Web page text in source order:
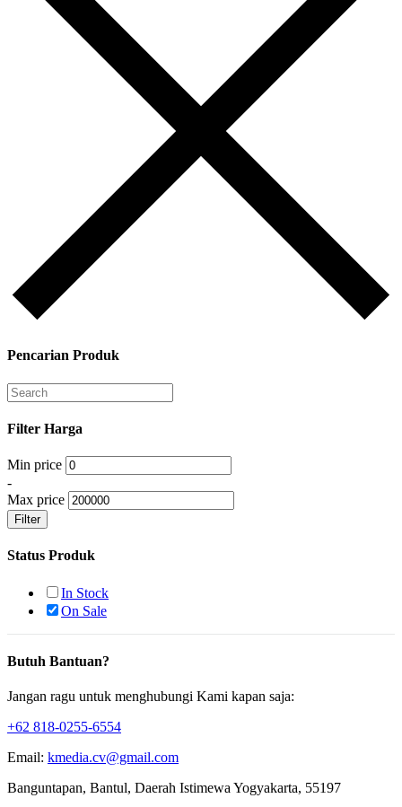
Pencarian Produk
Filter Harga
Min price
-
Max price
Filter
Status Produk
In Stock
On Sale
Butuh Bantuan?
Jangan ragu untuk menghubungi Kami kapan saja:
+62 818-0255-6554
Email: kmedia.cv@gmail.com
Banguntapan, Bantul, Daerah Istimewa Yogyakarta, 55197